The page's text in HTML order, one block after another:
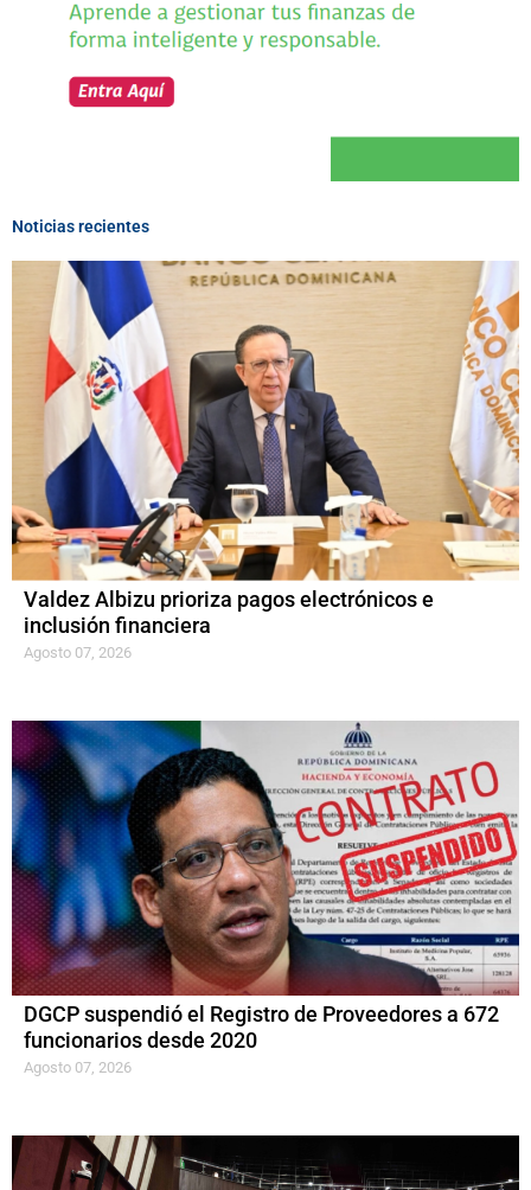
Noticias recientes
Valdez Albizu prioriza pagos electrónicos e
inclusión financiera
Agosto 07, 2026
DGCP suspendió el Registro de Proveedores a 672
funcionarios desde 2020
Agosto 07, 2026